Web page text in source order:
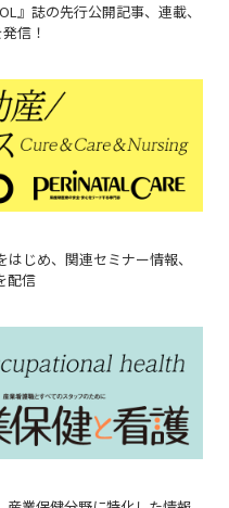
』誌の先行公開記事、連載、
信！
じめ、関連セミナー情報、
配信